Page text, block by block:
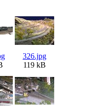
326.jpg
119 kB